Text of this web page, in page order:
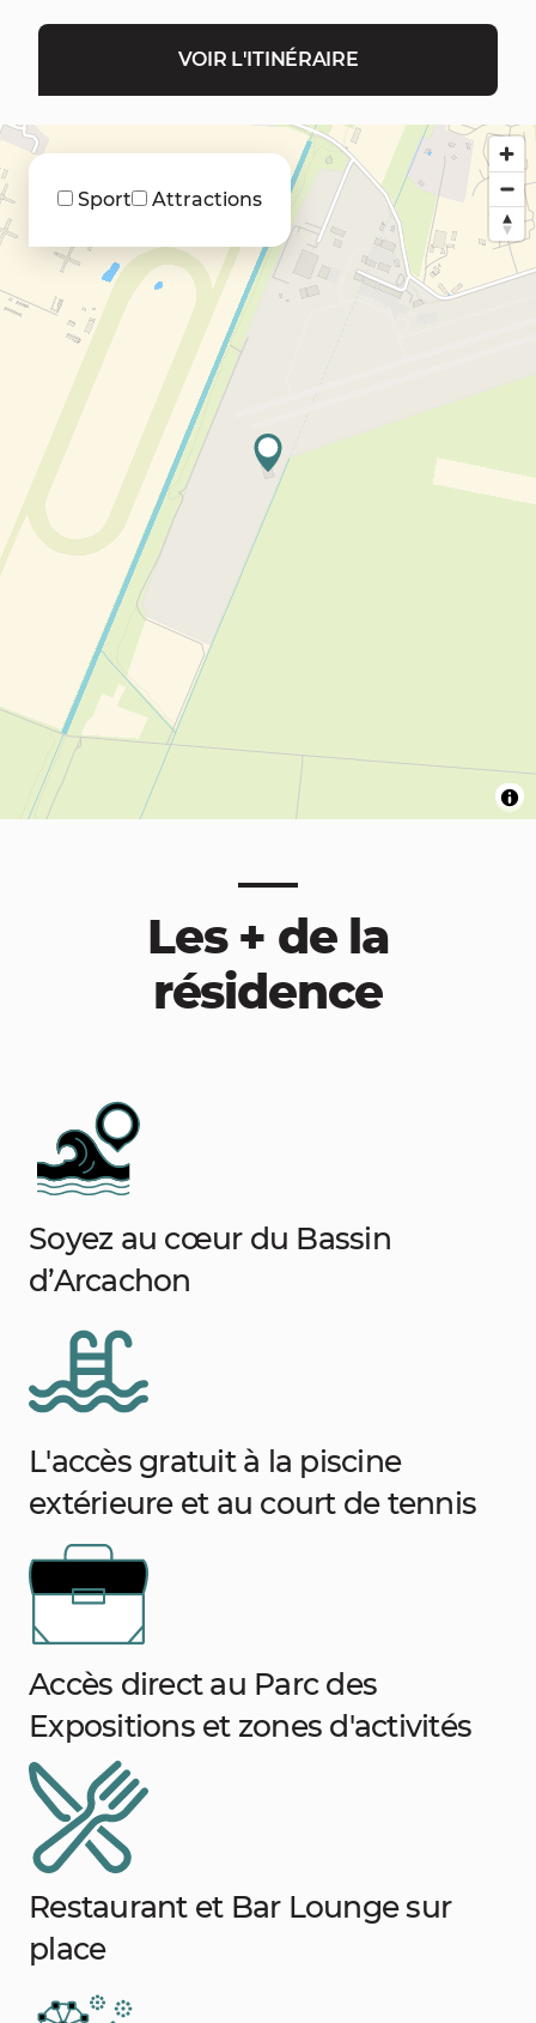
Sport Attractions
VOIR L'ITINÉRAIRE
Les + de la
résidence
Soyez au cœur du Bassin
d’Arcachon
L'accès gratuit à la piscine
extérieure et au court de tennis
Accès direct au Parc des
Expositions et zones d'activités
Restaurant et Bar Lounge sur
place